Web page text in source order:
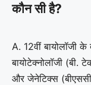
कौन सी है?
A. 12वीं बायोलॉजी के
बायोटेक्नोलॉजी (बी.
और जेनेटिक्स